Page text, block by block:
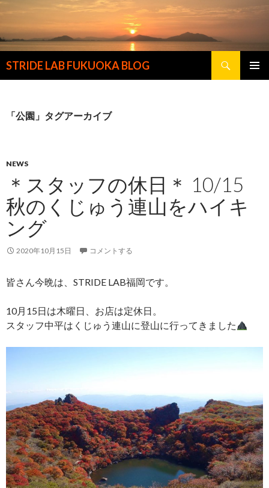
STRIDE LAB FUKUOKA BLOG
索
ン
キ
「公園」タグアーカイブ
NEWS
＊スタッフの休日＊ 10/15
秋のくじゅう連山をハイキ
ング
2020年10月15日 コメントする
皆さん今晩は、STRIDE LAB福岡です。
10月15日は木曜日、お店は定休日。
スタッフ中平はくじゅう連山に登山に行ってきました